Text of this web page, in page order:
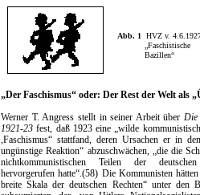
„Der Faschismus“ oder: Der Rest der Welt als
Werner T. Angress stellt in seiner Arbeit überDie
1921-23 fest, daß 1923 eine „wilde
,Faschismus“ stattfand, deren Ursachen er in
ungünstige Reaktion“ abzuschwächen, „die die
nichtkommunistischen Teilen der deutschen
hervorgerufen hatte“.(58) Die Kommunisten
breite Skala der deutschen Rechten“ unter den
Abb. 1 HVZ v.
„Faschistische
Bazillen“